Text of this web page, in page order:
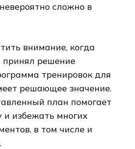
сложно в
внимание, когда
принял решение
тренировок для
решающее значение.
план помогает
и избежать многих
в том числе и